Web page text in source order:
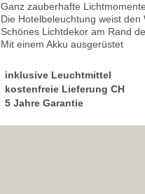
Ganz zauberhafte
Die Hotelbeleuchtung weist
Schönes Lichtdekor am Rand
Mit einem Akku ausgerüstet
nicht vorhanden
Wird über Solar aufgeladen
Mit einer sehr kurzen
Extrem lange Laufzeit von bis zu
Die Tischleuchte kann ebenso
inklusive Leuchtmittel
kostenfreie Lieferung CH
5 Jahre Garantie